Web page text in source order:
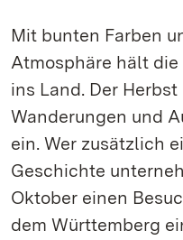
Mit bunten Farben
Atmosphäre hält
ins Land. Der
Wanderungen und
ein. Wer zusätzlich
Geschichte
Oktober einen
dem Württemberg